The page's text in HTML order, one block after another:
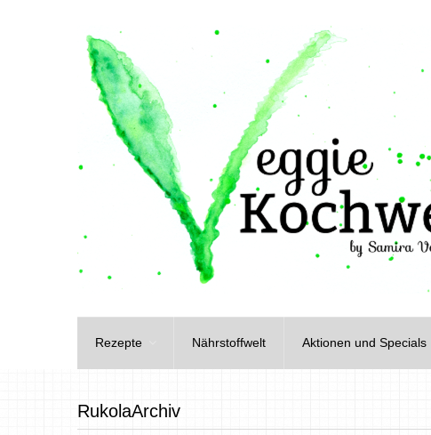
Rezepte Nährstoffwelt Aktionen und Specials
RukolaArchiv